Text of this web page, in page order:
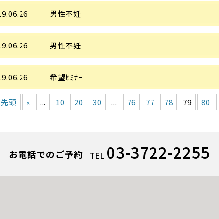
男性不妊
男性不妊
希望ｾﾐﾅｰ
頭 « ... 10 20 30 ... 76 77 78 79 80
お電話でのご予約 TEL 03-3722-2255